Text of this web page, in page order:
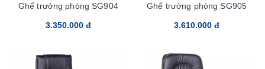
Ghế trưởng phòng SG904
3.350.000 đ
Ghế trưởng phòng SG905
3.610.000 đ